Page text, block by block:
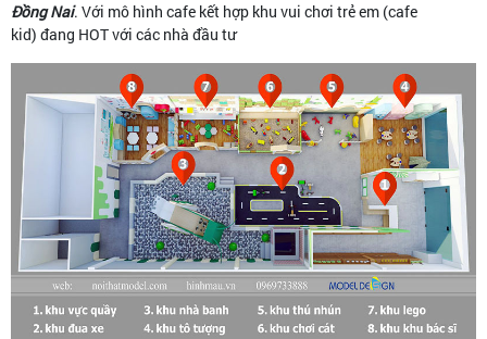
Đồng Nai. Với mô hình cafe kết hợp khu vui chơi trẻ em (cafe
kid) đang HOT với các nhà đầu tư